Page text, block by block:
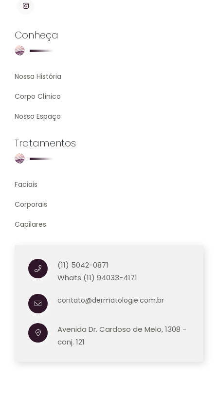
Conheça
Nossa História
Corpo Clínico
Nosso Espaço
Tratamentos
Faciais
Corporais
Capilares
(11) 5042-0871
Whats (11) 94033-4171
contato@dermatologie.com.br
Avenida Dr. Cardoso de Melo, 1308 -
conj. 121